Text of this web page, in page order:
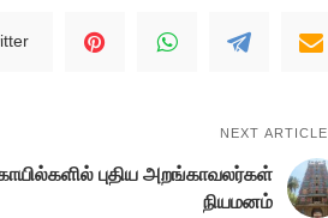
NEXT ARTICLE
புதிய அறங்காவலர்கள்
நியமனம்